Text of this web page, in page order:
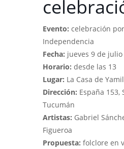
Evento: celebración
Independencia
Fecha: jueves 9 de
Horario: desde las 13
Lugar: La Casa de Yamil
Dirección: España 153,
Tucumán
Artistas: Gabriel
Figueroa
Propuesta: folclore en